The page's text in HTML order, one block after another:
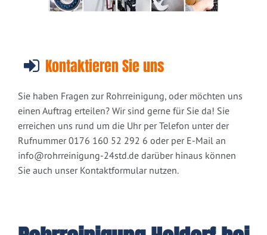
Kontaktieren Sie uns
Sie haben Fragen zur Rohrreinigung, oder möchten uns
einen Auftrag erteilen? Wir sind gerne für Sie da! Sie
erreichen uns rund um die Uhr per Telefon unter der
Rufnummer 0176 160 52 292 6 oder per E-Mail an
info@rohrreinigung-24std.de darüber hinaus können
Sie auch unser Kontaktformular nutzen.